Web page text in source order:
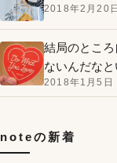
2018年2月20日
結局のとこ
ないんだな
2018年1月5日
noteの新着